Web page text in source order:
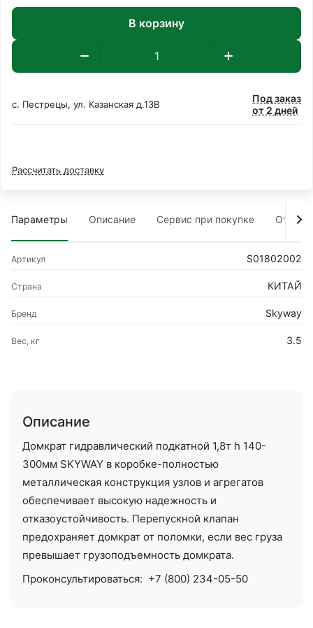
В корзину
с. Пестрецы, ул. Казанская д.13В
Под заказ
от 2 дней
Рассчитать доставку
Параметры Описание Сервис при покупке Отзывы
Артикул S01802002
Страна КИТАЙ
Бренд Skyway
Вес, кг 3.5
Описание
Домкрат гидравлический подкатной 1,8т h 140-
300мм SKYWAY в коробке-полностью
металлическая конструкция узлов и агрегатов
обеспечивает высокую надежность и
отказоустойчивость. Перепускной клапан
предохраняет домкрат от поломки, если вес груза
превышает грузоподъемность домкрата.
Проконсультироваться: +7 (800) 234-05-50